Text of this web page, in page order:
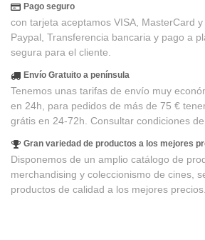
Pago seguro
con tarjeta aceptamos VISA, MasterCard
Paypal, Transferencia bancaria y pago a
segura para el cliente.
Envío Gratuito a península
Tenemos unas tarifas de envío muy
en 24h, para pedidos de más de 75 €
grátis en 24-72h. Consultar condiciones de
Gran variedad de productos a los mejores
Disponemos de un amplio catálogo de
merchandising y coleccionismo de cines,
productos de calidad a los mejores precios.